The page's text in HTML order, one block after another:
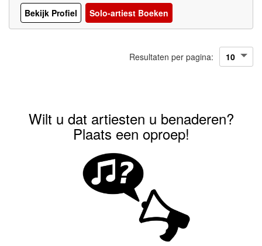
Bekijk Profiel
Solo-artiest Boeken
Resultaten per pagina:
Wilt u dat artiesten u benaderen?
Plaats een oproep!